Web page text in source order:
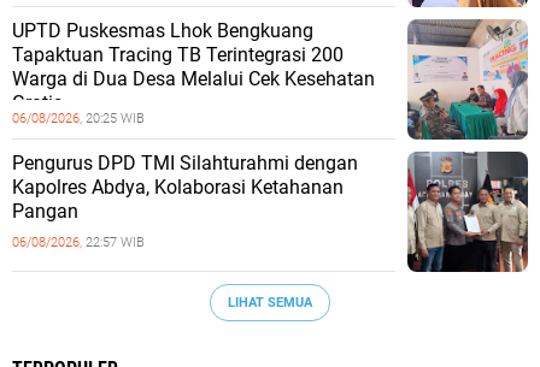
UPTD Puskesmas Lhok Bengkuang
Tapaktuan ‎Tracing TB Terintegrasi 200
Warga di Dua Desa Melalui Cek Kesehatan
Gratis
06/08/2026, 20:25 WIB
Pengurus DPD TMI Silahturahmi dengan
Kapolres Abdya, Kolaborasi Ketahanan
Pangan
06/08/2026, 22:57 WIB
LIHAT SEMUA